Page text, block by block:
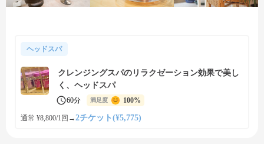
ヘッドスパ
クレンジングスパのリラクゼーション効果で美し
く、ヘッドスパ
60分 満足度 100%
通常 ¥8,800/1回 →2チケット(¥5,775)